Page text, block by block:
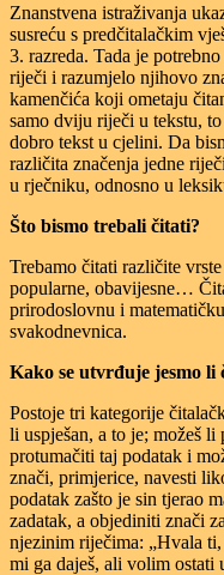
Znanstvena istraživanja
susreću s predčitalačkim
3. razreda. Tada je
riječi i razumjelo njihovo
kamenčića koji ometaju
samo dviju riječi u tekstu,
dobro tekst u cjelini. Da
različita značenja jedne
u rječniku, odnosno u
Što bismo trebali čitati?
Trebamo čitati različite
popularne, obavijesne…
prirodoslovnu i
svakodnevnica.
Kako se utvrđuje jesmo li
Postoje tri kategorije
li uspješan, a to je; možeš li
protumačiti taj podatak i
znači, primjerice, navesti
podatak zašto je sin tjerao
zadatak, a objediniti znači
njezinim riječima: „Hvala
mi ga daješ, ali volim ostati